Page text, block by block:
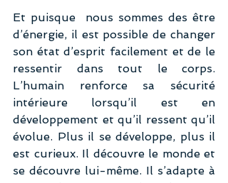
Et puisque  nous sommes des être
d’énergie, il est possible de changer
son état d’esprit facilement et de le
ressentir dans tout le corps.
L’humain renforce sa sécurité
intérieure lorsqu’il est en
développement et qu’il ressent qu’il
évolue. Plus il se développe, plus il
est curieux. Il découvre le monde et
se découvre lui-même. Il s’adapte à